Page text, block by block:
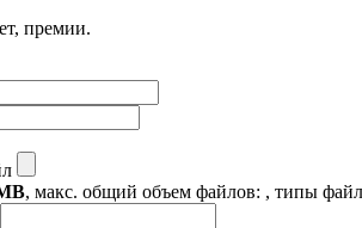
премии.
, макс. общий объем файлов: , типы